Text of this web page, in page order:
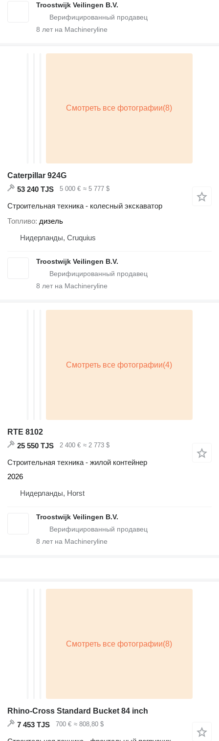
Troostwijk Veilingen B.V.
8 лет на Machineryline
Caterpillar 924G
53 240 TJS
5 000 € ≈ 5 777 $
Строительная техника - колесный экскаватор
Топливо дизель
Нидерланды, Cruquius
Troostwijk Veilingen B.V.
8 лет на Machineryline
RTE 8102
25 550 TJS
2 400 € ≈ 2 773 $
Строительная техника - жилой контейнер
2026
Нидерланды, Horst
Troostwijk Veilingen B.V.
8 лет на Machineryline
Rhino-Cross Standard Bucket 84 inch
7 453 TJS
700 € ≈ 808,80 $